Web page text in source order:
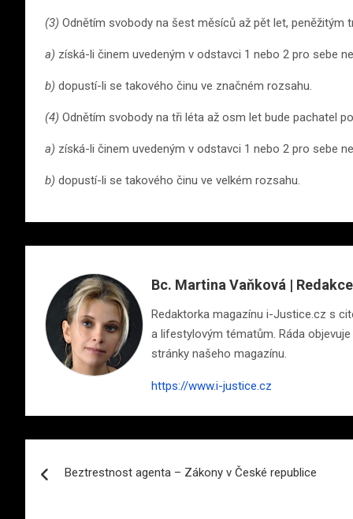
(3) Odnětím svobody na šest měsíců až pět let,
a) získá-li činem uvedeným v odstavci 1 nebo 2 pro sebe
b) dopustí-li se takového činu ve značném rozsahu.
(4) Odnětím svobody na tři léta až osm let bude pachatel
a) získá-li činem uvedeným v odstavci 1 nebo 2 pro sebe
b) dopustí-li se takového činu ve velkém rozsahu.
Bc. Martina Vaňková | Redakce
Redaktorka magazínu i-Justice.cz s
a lifestylovým tématům. Ráda
stránky našeho magazínu.
https://www.i-justice.cz
pro
Beztrestnost agenta – Zákony v České republice